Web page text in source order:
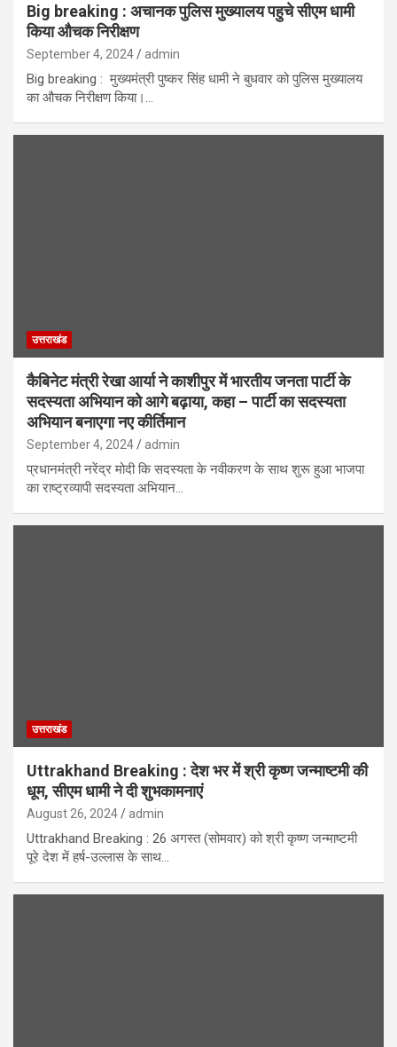
Big breaking : अचानक पुलिस मुख्यालय पहुचे सीएम धामी
किया औचक निरीक्षण
September 4, 2024 admin
Big breaking : मुख्यमंत्री पुष्कर सिंह धामी ने बुधवार को पुलिस मुख्यालय
का औचक निरीक्षण किया।…
उत्तराखंड
कैबिनेट मंत्री रेखा आर्या ने काशीपुर में भारतीय जनता पार्टी के
सदस्यता अभियान को आगे बढ़ाया, कहा – पार्टी का सदस्यता
अभियान बनाएगा नए कीर्तिमान
September 4, 2024 admin
प्रधानमंत्री नरेंद्र मोदी कि सदस्यता के नवीकरण के साथ शुरू हुआ भाजपा
का राष्ट्रव्यापी सदस्यता अभियान…
उत्तराखंड
Uttrakhand Breaking : देश भर में श्री कृष्ण जन्माष्टमी की
धूम, सीएम धामी ने दी शुभकामनाएं
August 26, 2024 admin
Uttrakhand Breaking : 26 अगस्त (सोमवार) को श्री कृष्ण जन्माष्टमी
पूरे देश में हर्ष-उल्लास के साथ…